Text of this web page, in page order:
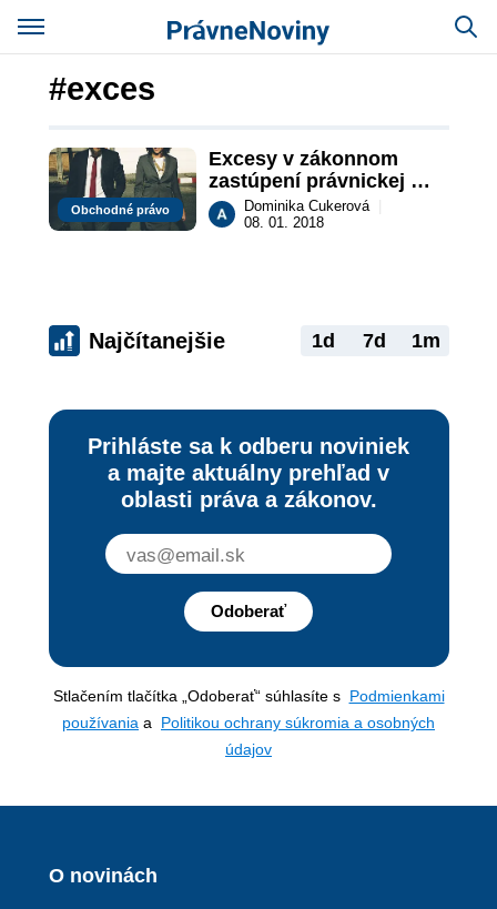
#exces
Obchodné právo
Excesy v zákonnom
zastúpení právnickej
osoby – podnikateľa
Dominika Cukerová
08. 01. 2018
Najčítanejšie 1d 7d 1m
Prihláste sa k odberu noviniek
a majte aktuálny prehľad v
oblasti práva a zákonov.
Odoberať
Stlačením tlačítka „Odoberať“ súhlasíte s Podmienkami
používania a Politikou ochrany súkromia a osobných
údajov
O novinách